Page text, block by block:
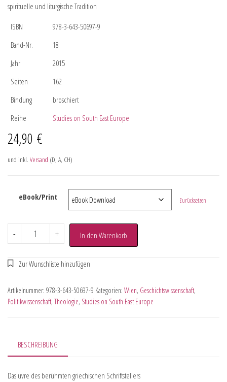
spirituelle und liturgische Tradition
ISBN
978-3-643-50697-9
Band-Nr.
18
Jahr
2015
Seiten
162
Bindung
broschiert
Reihe
Studies on South East Europe
24,90 €
und inkl. Versand (D, A, CH)
eBook/Print Zurücksetzen
- + In den Warenkorb
Artikelnummer: 978-3-643-50697-9 Kategorien: Wien, Geschichtswissenschaft,
Politikwissenschaft, Theologie, Studies on South East Europe
BESCHREIBUNG
Das uvre des berühmten griechischen Schriftstellers